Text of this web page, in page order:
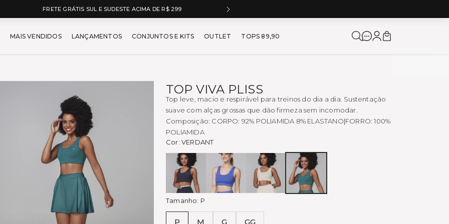
5% OFF NO À VISTA NO PIX
- Moda Fitness Feminina para Corrida e Academia
MAIS VENDIDOS LANÇAMENTOS CONJUNTOS E KITS OUTLET TOPS 89,90
TOP VIVA PLISS
Top leve, macio e respirável para treinos do dia a dia. Sustentação
suave com alças grossas que dão firmeza sem incomodar.
Composição: CORPO: 92% POLIAMIDA 8% ELASTANO|FORRO: 100%
POLIAMIDA
Cor: VERDANT
Preto
AZUL
SOHO
OFF
FOGGY
VERDANT
Tamanho: P
P M G GG